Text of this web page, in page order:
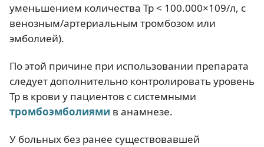
уменьшением количества Тр < 100.000×109/л, с
венозным/артериальным тромбозом или
эмболией).
По этой причине при использовании препарата
следует дополнительно контролировать уровень
Тр в крови у пациентов с системными
тромбоэмболиями в анамнезе.
У больных без ранее существовавшей